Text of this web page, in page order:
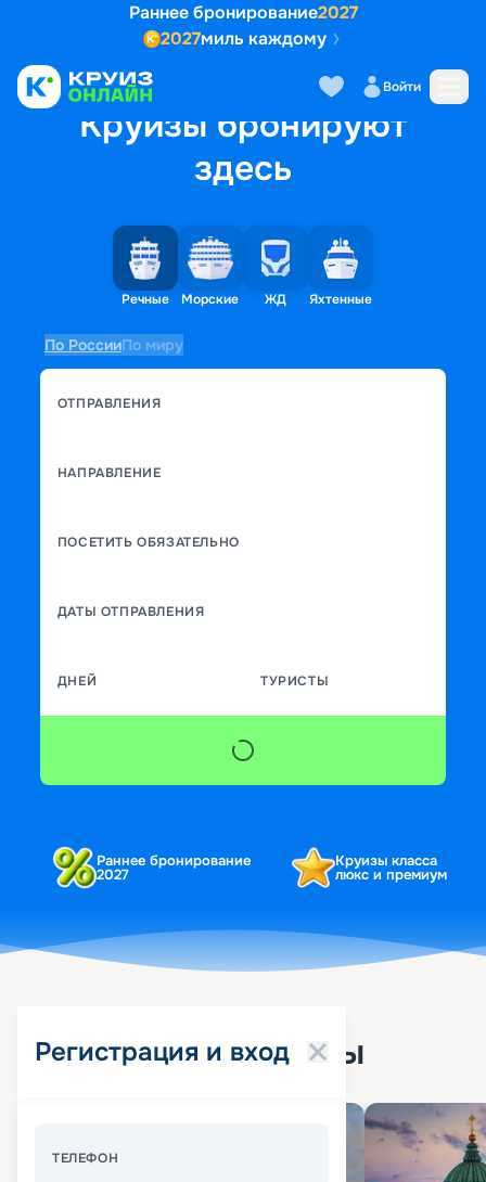
Раннее бронирование2027
2027миль каждому
Войти
Круизы бронируют
здесь
Речные Морские ЖД Яхтенные
По РоссииПо миру
ОТПРАВЛЕНИЯ
НАПРАВЛЕНИЕ
ПОСЕТИТЬ ОБЯЗАТЕЛЬНО
ДАТЫ ОТПРАВЛЕНИЯ
ДНЕЙ ТУРИСТЫ
Раннее бронирование
2027
Круизы класса
люкс и премиум
Регистрация и вход
ТЕЛЕФОН
Популярные круизы